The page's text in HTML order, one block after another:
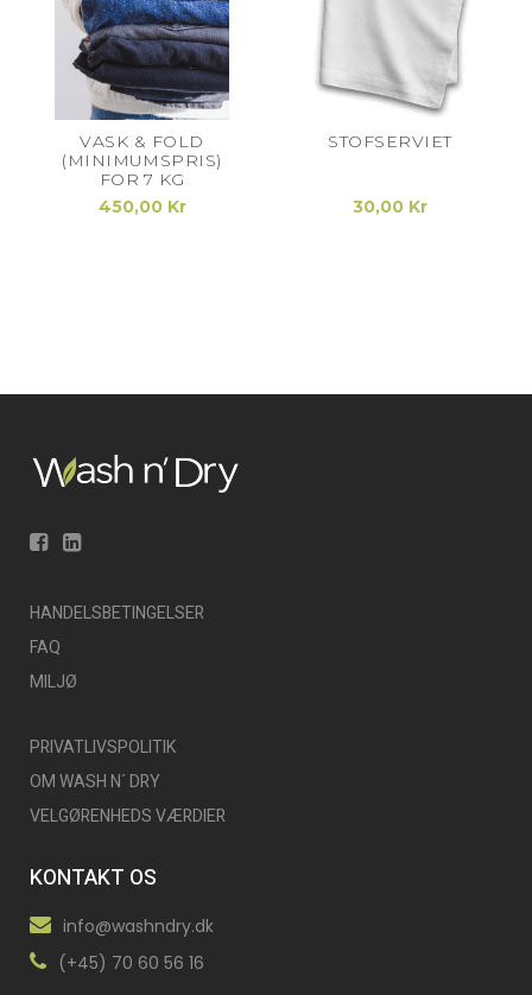
VASK & FOLD
(MINIMUMSPRIS)
FOR 7 KG
450,00 Kr
STOFSERVIET
30,00 Kr
HANDELSBETINGELSER
FAQ
MILJØ
PRIVATLIVSPOLITIK
OM WASH N´ DRY
VELGØRENHEDS VÆRDIER
KONTAKT OS
info@washndry.dk
(+45) 70 60 56 16